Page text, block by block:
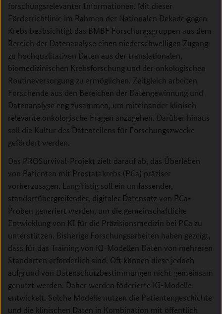
forschungsrelevanter Informationen. Mit dieser
Förderrichtlinie im Rahmen der Nationalen Dekade gegen
Krebs beabsichtigt das BMBF Forschungsgruppen aus dem
Bereich der Datenanalyse einen niederschwelligen Zugang
zu hochqualitativen Daten aus der translationalen,
biomedizinischen Krebsforschung und der onkologischen
Routineversorgung zu ermöglichen. Zeitgleich arbeiten
Forschende aus den Bereichen der Datengewinnung und
Datenanalyse eng zusammen, um miteinander klinisch
relevante onkologische Fragen anzugehen. Darüber hinaus
soll die Kultur des Datenteilens für Forschungszwecke
gefördert werden.
Das PROSurvival-Projekt zielt darauf ab, das Überleben
von Patienten mit Prostatakrebs (PCa) präziser
vorherzusagen. Langfristig soll ein umfassender,
standortübergreifender, digitaler Datensatz von PCa-
Proben generiert werden, um die gemeinschaftliche
Entwicklung von KI für die Präzisionsmedizin bei PCa zu
unterstützen. Bisherige Forschungsarbeiten haben gezeigt,
dass für das Training von KI-Modellen Daten von mehreren
Standorten erforderlich sind. Oft können diese jedoch
aufgrund von Datenschutzbestimmungen nicht gemeinsam
genutzt werden. Daher werden föderierte KI-Modelle
entwickelt. Solche Modelle nutzen die Patientengeschichte
und die klinischen Daten in Kombination mit öffentlich